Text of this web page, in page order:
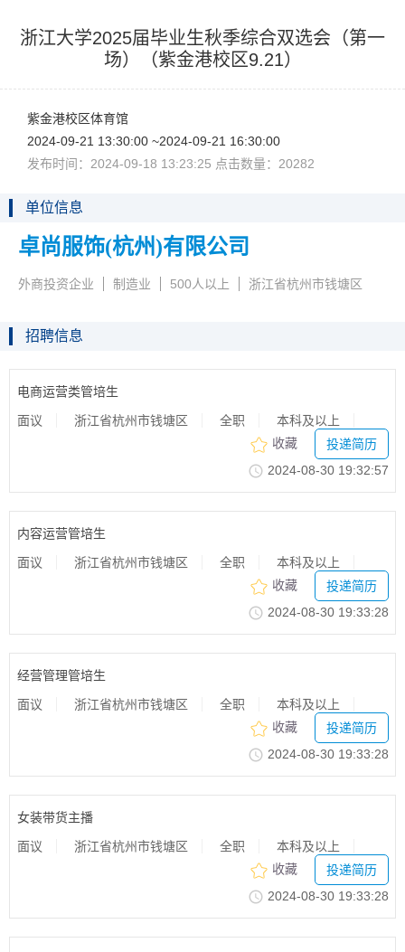
浙江大学2025届毕业生秋季综合双选会（第一
场）（紫金港校区9.21）
紫金港校区体育馆
2024-09-2113:30:00~2024-09-2116:30:00
发布时间：2024-09-1813:23:25点击数量：20282
单位信息
卓尚服饰(杭州)有限公司
外商投资企业 制造业 500人以上 浙江省杭州市钱塘区
招聘信息
电商运营类管培生
面议 浙江省杭州市钱塘区 全职 本科及以上
收藏
投递简历
2024-08-3019:32:57
内容运营管培生
面议 浙江省杭州市钱塘区 全职 本科及以上
收藏
投递简历
2024-08-3019:33:28
经营管理管培生
面议 浙江省杭州市钱塘区 全职 本科及以上
收藏
投递简历
2024-08-3019:33:28
女装带货主播
面议 浙江省杭州市钱塘区 全职 本科及以上
收藏
投递简历
2024-08-3019:33:28